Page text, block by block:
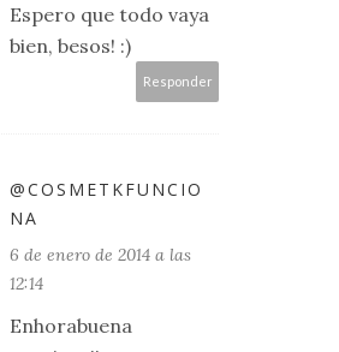
Espero que todo vaya
bien, besos! :)
Responder
@COSMETKFUNCIO
NA
6 de enero de 2014 a las
12:14
Enhorabuena